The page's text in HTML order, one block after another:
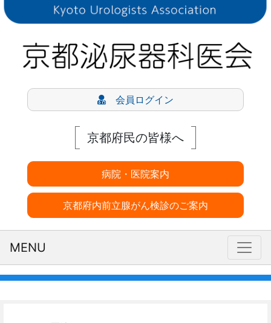
会員ログイン
京都府民の皆様へ
病院・医院案内
京都府内前立腺がん検診のご案内
MENU